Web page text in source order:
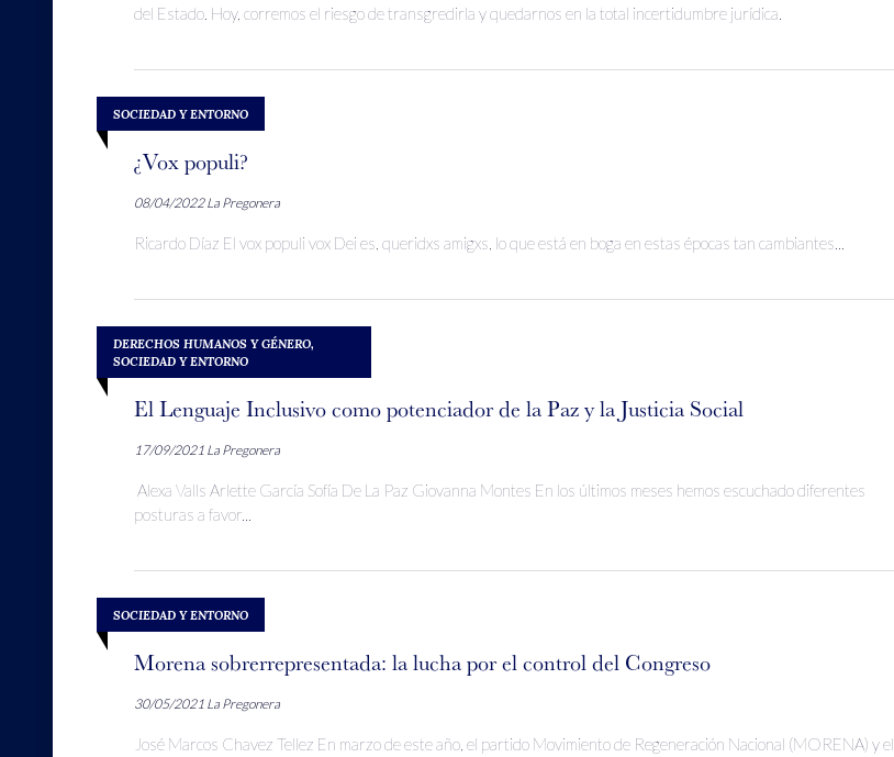
del Estado. Hoy, corremos el riesgo de transgredirla y quedarnos en la total incertidumbre jurídica.
SOCIEDAD Y ENTORNO
¿Vox populi?
08/04/2022 La Pregonera
Ricardo Díaz El vox populi vox Dei es, queridxs amigxs, lo que está en boga en estas épocas tan cambiantes...
DERECHOS HUMANOS Y GÉNERO,
SOCIEDAD Y ENTORNO
El Lenguaje Inclusivo como potenciador de la Paz y la Justicia Social
17/09/2021 La Pregonera
Alexa Valls Arlette García Sofía De La Paz Giovanna Montes En los últimos meses hemos escuchado diferentes
posturas a favor...
SOCIEDAD Y ENTORNO
Morena sobrerrepresentada: la lucha por el control del Congreso
30/05/2021 La Pregonera
José Marcos Chavez Tellez En marzo de este año, el partido Movimiento de Regeneración Nacional (MORENA) y el